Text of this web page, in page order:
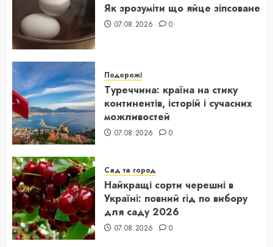
Як зрозуміти що яйце зіпсоване
07.08.2026 0
Подорожі
Туреччина: країна на стику
континентів, історій і сучасних
можливостей
07.08.2026 0
Сад та город
Найкращі сорти черешні в
Україні: повний гід по вибору
для саду 2026
07.08.2026 0